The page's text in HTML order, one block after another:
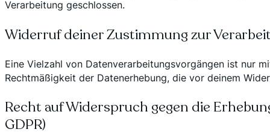
Verarbeitung geschlossen.
Widerruf deiner Zustimmung zur
Eine Vielzahl von Datenverarbeitungsvorgängen ist nur
Rechtmäßigkeit der Datenerhebung, die vor deinem
Recht auf Widerspruch gegen die
GDPR)